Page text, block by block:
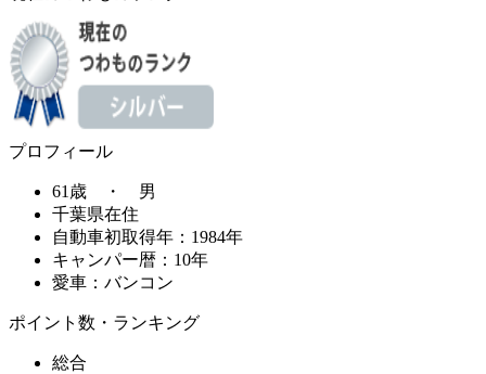
プロフィール
61歳 ・ 男
千葉県在住
自動車初取得年：1984年
キャンパー暦：10年
愛車：バンコン
ポイント数・ランキング
総合